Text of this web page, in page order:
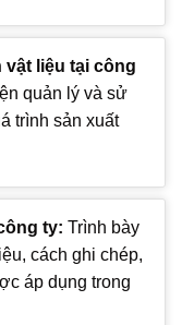
liệu tại công
quản lý và sử
trình sản xuất
ty: Trình bày
cách ghi chép,
áp dụng trong